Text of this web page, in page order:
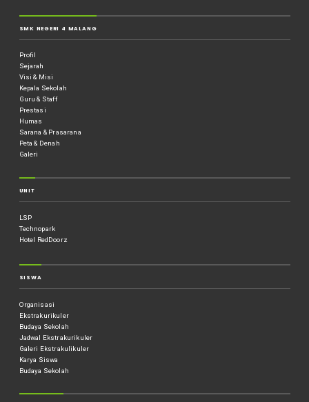
SMK NEGERI 4 MALANG
Profil
Sejarah
Visi & Misi
Kepala Sekolah
Guru & Staff
Prestasi
Humas
Sarana & Prasarana
Peta & Denah
Galeri
UNIT
LSP
Technopark
Hotel RedDoorz
SISWA
Organisasi
Ekstrakurikuler
Budaya Sekolah
Jadwal Ekstrakurikuler
Galeri Ekstrakulikuler
Karya Siswa
Budaya Sekolah